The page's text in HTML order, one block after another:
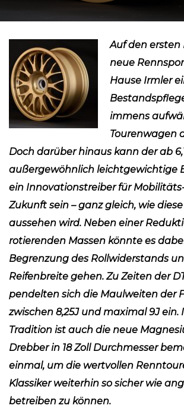
Auf den ersten
neue
Hause Irmler
immens
Tourenwagen
Doch darüber hinaus kann der ab
außergewöhnlich leichtgewichtige
ein Innovationstreiber für
Zukunft sein – ganz gleich, wie
aussehen wird. Neben einer
rotierenden Massen könnte es
Begrenzung des Rollwiderstands
Reifenbreite gehen. Zu Zeiten der
pendelten sich die Maulweiten der
zwischen 8,25J und maximal 9J ein.
Tradition ist auch die neue
Drebber in 18 Zoll Durchmesser
einmal, um die wertvollen
Klassiker weiterhin so sicher wie
betreiben zu können.